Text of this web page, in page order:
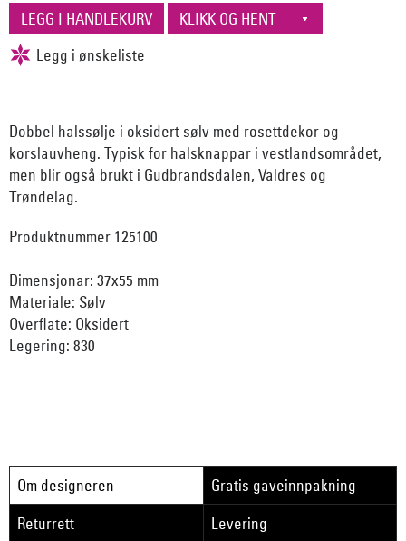
Dobbel halssølje i oksidert sølv med rosettdekor og
korslauvheng. Typisk for halsknappar i vestlandsområdet,
men blir også brukt i Gudbrandsdalen, Valdres og
Trøndelag.
Produktnummer 125100
Dimensjonar: 37x55 mm
Materiale: Sølv
Overflate: Oksidert
Legering: 830
Om designeren
Gratis gaveinnpakning
Returrett
Levering